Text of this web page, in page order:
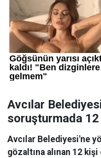
Avcılar
soruşturmada
Avcılar Belediyesi'ne
gözaltına alınan 12 kişi